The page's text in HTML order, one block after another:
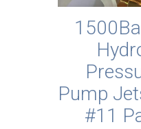
Pump
#11